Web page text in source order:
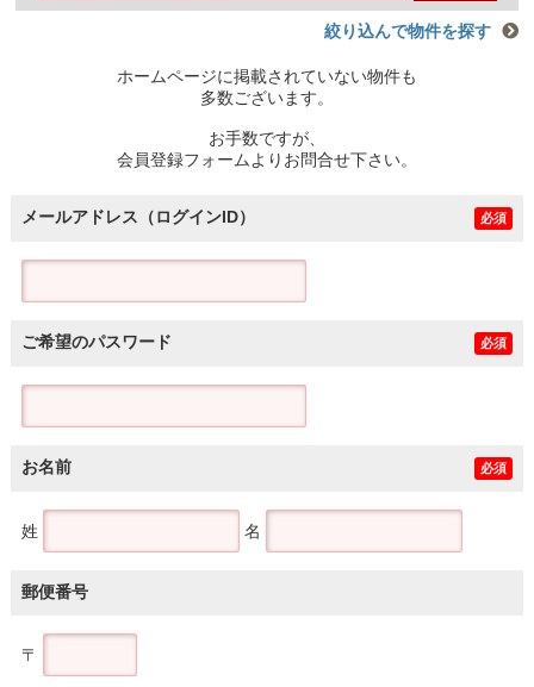
絞り込んで物件を探す
ホームページに掲載されていない物件も
多数ございます。
お手数ですが、
会員登録フォームよりお問合せ下さい。
メールアドレス（ログインID） 必須
ご希望のパスワード 必須
お名前 必須
姓 名
郵便番号
〒